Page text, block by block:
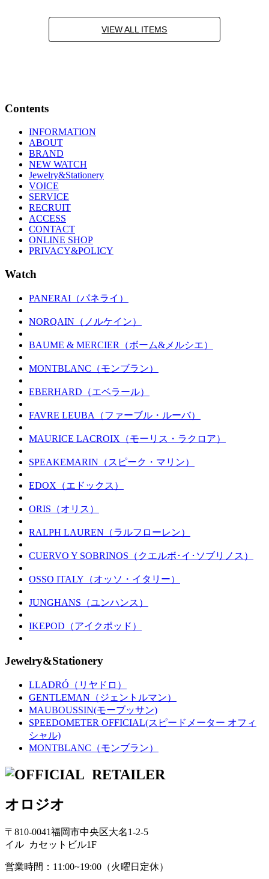
VIEW ALL ITEMS
Contents
INFORMATION
ABOUT
BRAND
NEW WATCH
Jewelry&Stationery
VOICE
SERVICE
RECRUIT
ACCESS
CONTACT
ONLINE SHOP
PRIVACY&POLICY
Watch
PANERAI（パネライ）
NORQAIN（ノルケイン）
BAUME & MERCIER（ボーム&メルシエ）
MONTBLANC（モンブラン）
EBERHARD（エベラール）
FAVRE LEUBA（ファーブル・ルーバ）
MAURICE LACROIX（モーリス・ラクロア）
SPEAKEMARIN（スピーク・マリン）
EDOX（エドックス）
ORIS（オリス）
RALPH LAUREN（ラルフローレン）
CUERVO Y SOBRINOS（クエルボ･イ･ソブリノス）
OSSO ITALY（オッソ・イタリー）
JUNGHANS（ユンハンス）
IKEPOD（アイクポッド）
Jewelry&Stationery
LLADRÓ（リヤドロ）
GENTLEMAN（ジェントルマン）
MAUBOUSSIN(モーブッサン)
SPEEDOMETER OFFICIAL(スピードメーター オフィ
シャル)
MONTBLANC（モンブラン）
オロジオ
〒810-0041福岡市中央区大名1-2-5
イル カセットビル1F
営業時間：11:00~19:00（火曜日定休）